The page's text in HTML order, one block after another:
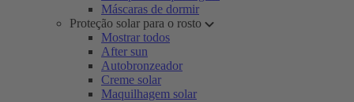
Máscaras de dormir
Proteção solar para o rosto
Mostrar todos
After sun
Autobronzeador
Creme solar
Maquilhagem solar